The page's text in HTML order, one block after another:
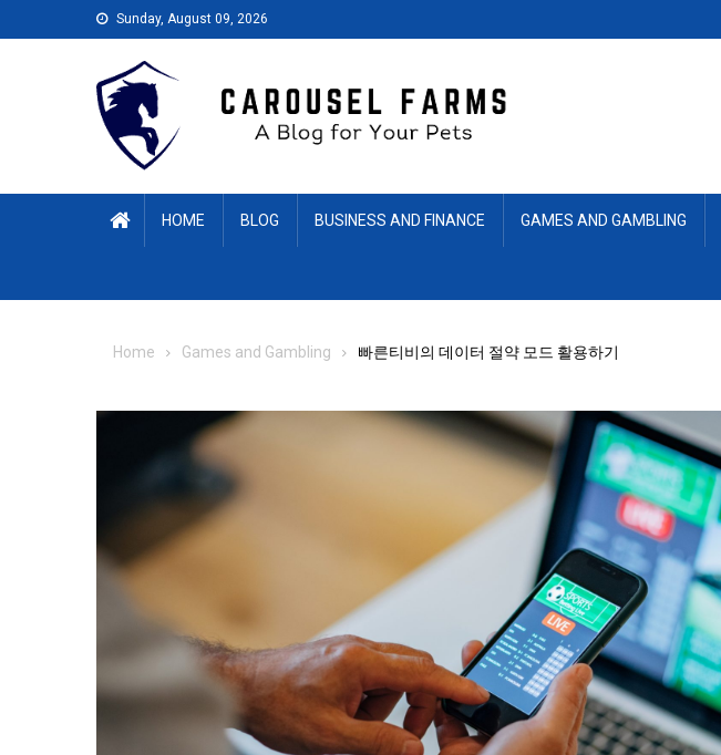
to
Sunday, August 09, 2026
HOME BLOG BUSINESS AND FINANCE GAMES AND GAMBLING
Home Games and Gambling 빠른티비의 데이터 절약 모드 활용하기